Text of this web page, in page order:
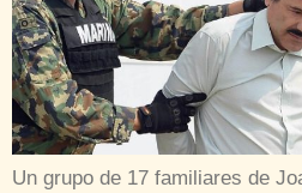
Un grupo de 17 familiares de